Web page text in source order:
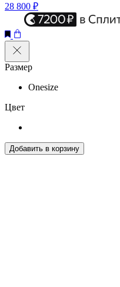
28 800 ₽
Размер
Onesize
Цвет
Добавить в корзину